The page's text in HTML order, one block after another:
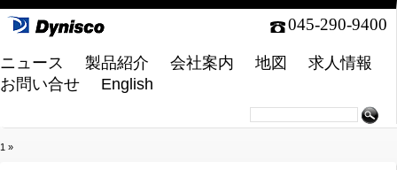
045-290-9400
ニュース 製品紹介 会社案内 地図
求人情報
お問い合せ
English
1 »